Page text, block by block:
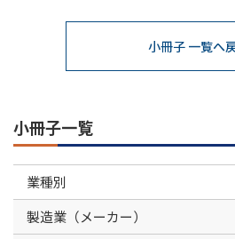
小冊子 一覧へ
小冊子一覧
業種別
製造業（メーカー）